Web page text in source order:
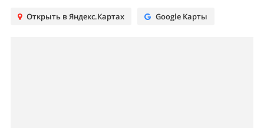
Открыть в Яндекс.Картах Google Карты